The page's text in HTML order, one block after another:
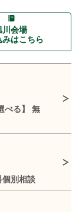
川会場
みはこちら
べる】 無
個別相談